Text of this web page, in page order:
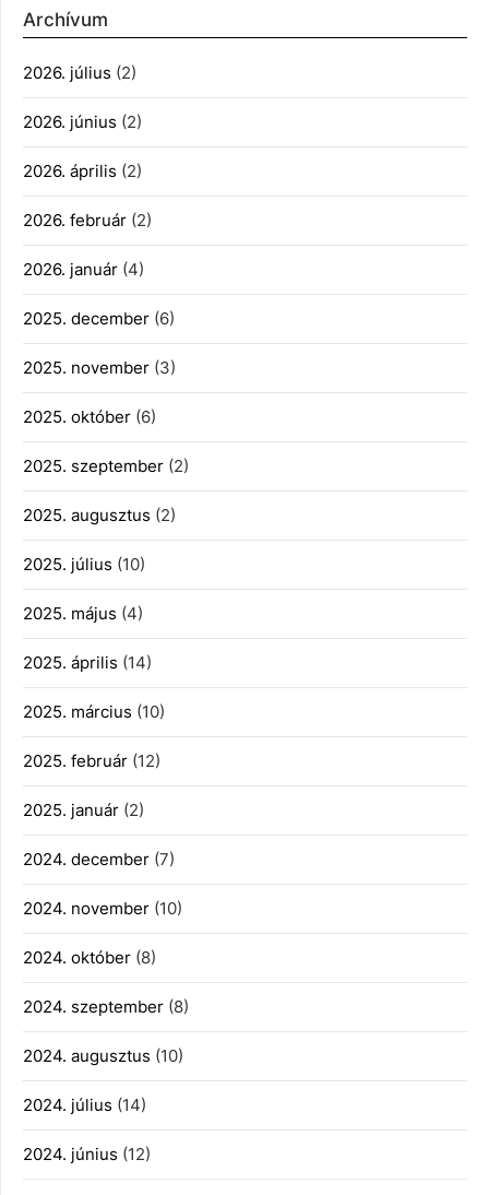
Archívum
2026. július (2)
2026. június (2)
2026. április (2)
2026. február (2)
2026. január (4)
2025. december (6)
2025. november (3)
2025. október (6)
2025. szeptember (2)
2025. augusztus (2)
2025. július (10)
2025. május (4)
2025. április (14)
2025. március (10)
2025. február (12)
2025. január (2)
2024. december (7)
2024. november (10)
2024. október (8)
2024. szeptember (8)
2024. augusztus (10)
2024. július (14)
2024. június (12)